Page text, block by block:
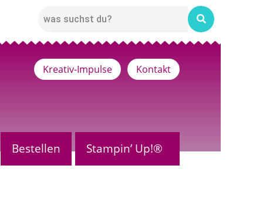
Kreativ-Impulse Kontakt
Bestellen Stampin’ Up!®